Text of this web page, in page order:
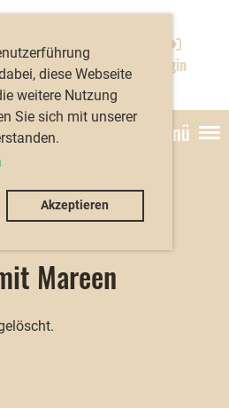
diese Webseite
weitere Nutzung
Sie sich mit unserer
Akzeptieren
Login
Menü
Mareen